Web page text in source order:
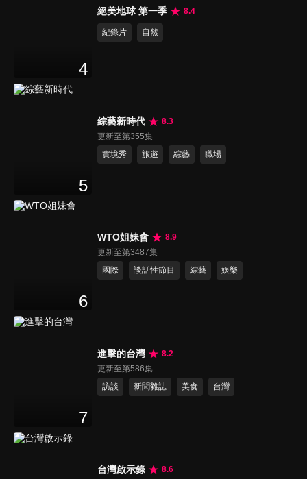
4
絕美地球 第一季 8.4
紀錄片 自然
5
綜藝新時代
8.3
更新至第355集
實境秀
旅遊 綜藝 職場
6
WTO姐妹會
8.9
更新至第3487集
國際
談話性節目 綜藝 娛樂
7
進擊的台灣
8.2
更新至第586集
訪談
新聞雜誌 美食 台灣
台灣啟示錄
8.6